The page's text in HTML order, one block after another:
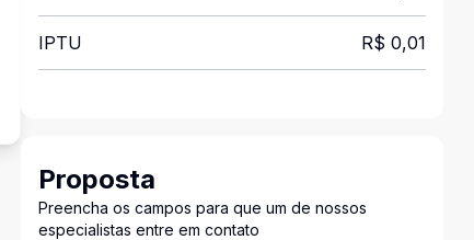
IPTU R$ 0,01
Proposta
Preencha os campos para que um de nossos
especialistas entre em contato